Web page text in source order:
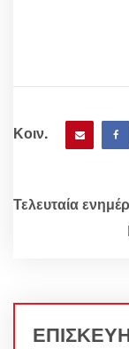
Κοιν.
Τελευταία